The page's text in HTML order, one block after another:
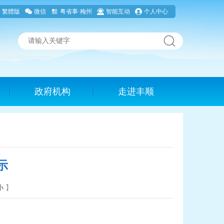
繁體版 微信 粤省事·梅州 智能互动 个人中心
政府机构 走进丰顺
】